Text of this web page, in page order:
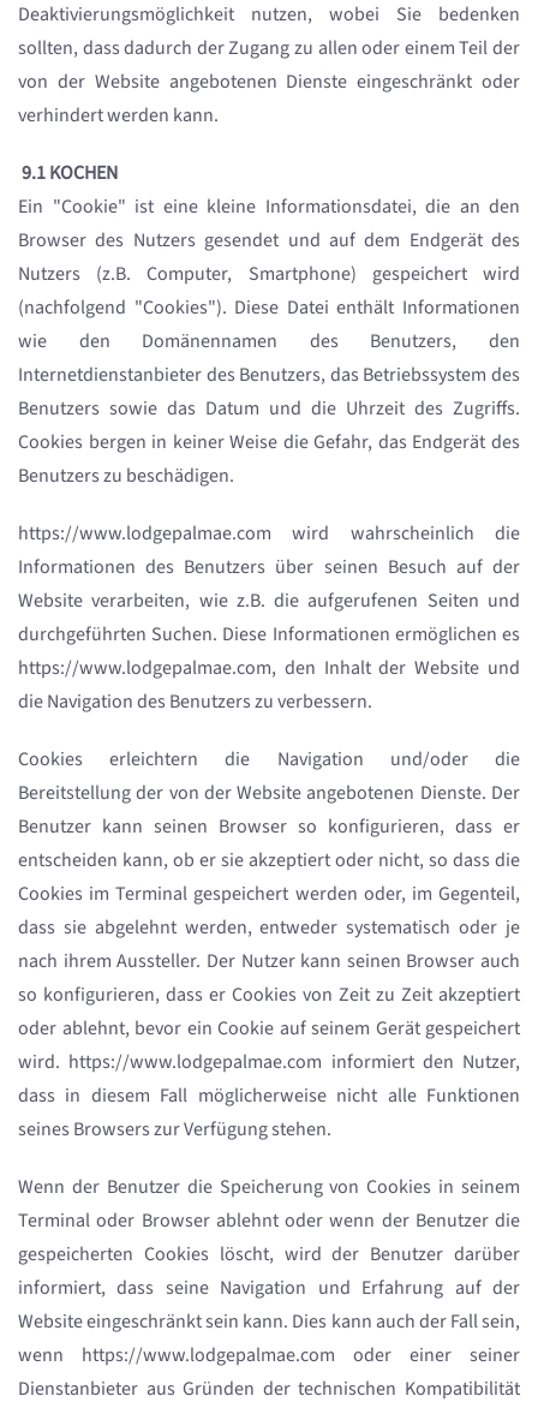
Deaktivierungsmöglichkeit nutzen, wobei Sie bedenken
sollten, dass dadurch der Zugang zu allen oder einem Teil der
von der Website angebotenen Dienste eingeschränkt oder
verhindert werden kann.
9.1 KOCHEN
Ein "Cookie" ist eine kleine Informationsdatei, die an den
Browser des Nutzers gesendet und auf dem Endgerät des
Nutzers (z.B. Computer, Smartphone) gespeichert wird
(nachfolgend "Cookies"). Diese Datei enthält Informationen
wie den Domänennamen des Benutzers, den
Internetdienstanbieter des Benutzers, das Betriebssystem des
Benutzers sowie das Datum und die Uhrzeit des Zugriffs.
Cookies bergen in keiner Weise die Gefahr, das Endgerät des
Benutzers zu beschädigen.
https://www.lodgepalmae.com wird wahrscheinlich die
Informationen des Benutzers über seinen Besuch auf der
Website verarbeiten, wie z.B. die aufgerufenen Seiten und
durchgeführten Suchen. Diese Informationen ermöglichen es
https://www.lodgepalmae.com, den Inhalt der Website und
die Navigation des Benutzers zu verbessern.
Cookies erleichtern die Navigation und/oder die
Bereitstellung der von der Website angebotenen Dienste. Der
Benutzer kann seinen Browser so konfigurieren, dass er
entscheiden kann, ob er sie akzeptiert oder nicht, so dass die
Cookies im Terminal gespeichert werden oder, im Gegenteil,
dass sie abgelehnt werden, entweder systematisch oder je
nach ihrem Aussteller. Der Nutzer kann seinen Browser auch
so konfigurieren, dass er Cookies von Zeit zu Zeit akzeptiert
oder ablehnt, bevor ein Cookie auf seinem Gerät gespeichert
wird. https://www.lodgepalmae.com informiert den Nutzer,
dass in diesem Fall möglicherweise nicht alle Funktionen
seines Browsers zur Verfügung stehen.
Wenn der Benutzer die Speicherung von Cookies in seinem
Terminal oder Browser ablehnt oder wenn der Benutzer die
gespeicherten Cookies löscht, wird der Benutzer darüber
informiert, dass seine Navigation und Erfahrung auf der
Website eingeschränkt sein kann. Dies kann auch der Fall sein,
wenn https://www.lodgepalmae.com oder einer seiner
Dienstanbieter aus Gründen der technischen Kompatibilität